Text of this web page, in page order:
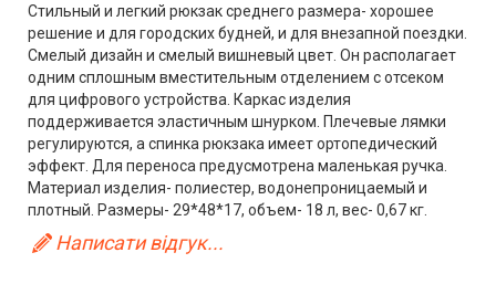
Стильный и легкий рюкзак среднего размера- хорошее
решение и для городских будней, и для внезапной поездки.
Смелый дизайн и смелый вишневый цвет. Он располагает
одним сплошным вместительным отделением с отсеком
для цифрового устройства. Каркас изделия
поддерживается эластичным шнурком. Плечевые лямки
регулируются, а спинка рюкзака имеет ортопедический
эффект. Для переноса предусмотрена маленькая ручка.
Материал изделия- полиестер, водонепроницаемый и
плотный. Размеры- 29*48*17, объем- 18 л, вес- 0,67 кг.
Написати відгук...